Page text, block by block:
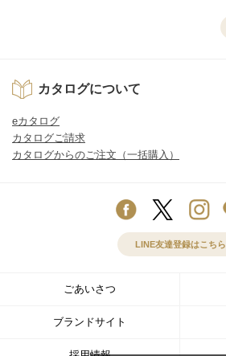
カタログについて
eカタログ
カタログご請求
カタログからのご注文（一括購入）
LINE友達登録はこちら
ごあいさつ
ブランドサイト